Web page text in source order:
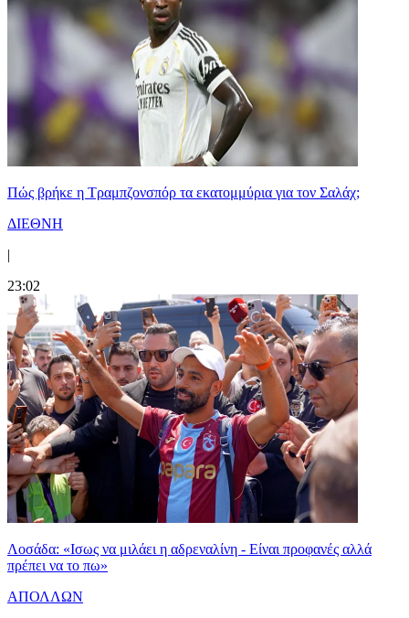
Πώς βρήκε η Τραμπζονσπόρ τα εκατομμύρια για τον Σαλάχ;
ΔΙΕΘΝΗ
|
23:02
Λοσάδα: «Ισως να μιλάει η αδρεναλίνη - Είναι προφανές αλλά
πρέπει να το πω»
ΑΠΟΛΛΩΝ